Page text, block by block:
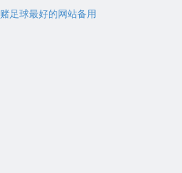
赌足球最好的网站备用